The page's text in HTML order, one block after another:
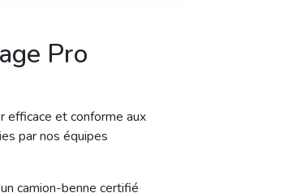
Pro
efficace et conforme aux